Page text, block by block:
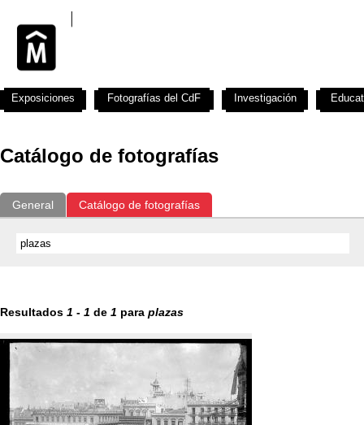
Catálogo de fotografías
General Catálogo de fotografías
Resultados 1 - 1 de 1 para plazas
Exposiciones Fotografías del CdF Investigación